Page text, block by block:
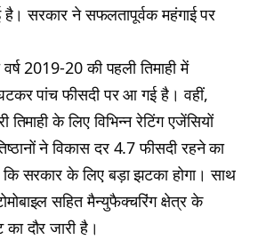
है। सरकार ने सफलतापूर्वक महंगाई पर
2019-20 की पहली तिमाही में
पांच फीसदी पर आ गई है। वहीं,
तिमाही के लिए विभिन्‍न रेटिंग एजेंसियों
ने विकास दर 4.7 फीसदी रहने का
सरकार के लिए बड़ा झटका होगा। साथ
सहित मैन्युफैक्चरिंग क्षेत्र के
दौर जारी है।